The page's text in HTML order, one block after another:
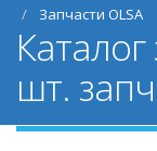
Запчасти OLSA
шт.